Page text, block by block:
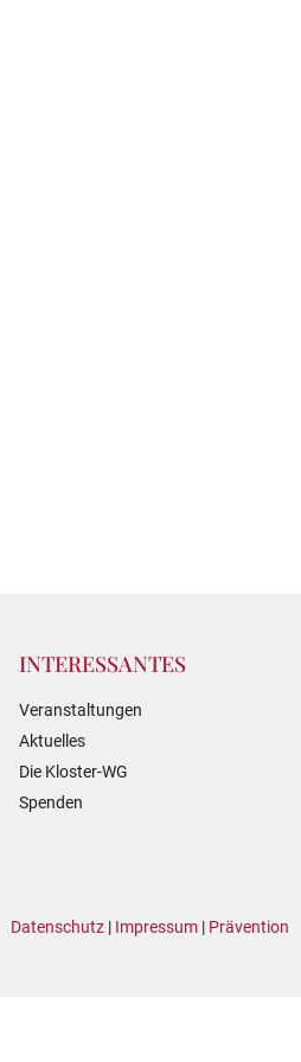
INTERESSANTES
Veranstaltungen
Aktuelles
Die Kloster-WG
Spenden
Datenschutz| Impressum| Prävention